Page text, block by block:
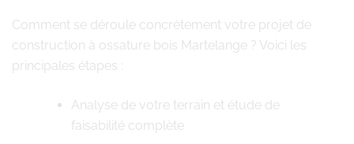
Comment se déroule concrètement votre projet de
construction à ossature bois Martelange ? Voici les
principales étapes :
Analyse de votre terrain et étude de
faisabilité complète